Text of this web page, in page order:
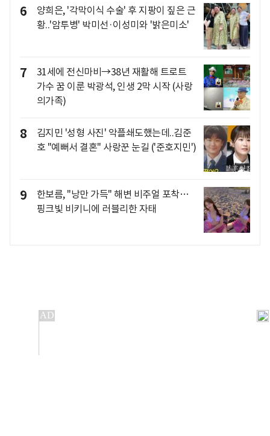
6
양희은, '각막이식 수술' 후 지팡이 짚은 근
황..'암투병' 박미선·이성미와 '밝은미소'
7
31세에 전신마비→38년 재활해 트로트
가수 꿈 이룬 박광석, 인생 2막 시작 (사랑
의가족)
8
김지민 '성형 사진' 악플쇄도했는데..김준
호 "예뻐서 결혼" 사랑꾼 눈길 ('준호지민')
9
한보름, "낭만 가득" 해변 비주얼 포착…
핑크빛 비키니에 러블리한 자태